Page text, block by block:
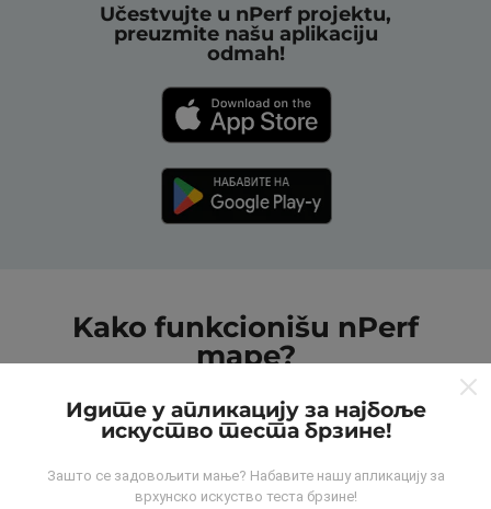
Učestvujte u nPerf projektu,
preuzmite našu aplikaciju
odmah!
Kako funkcionišu nPerf
mape?
Идите у апликацију за најбоље
искуство теста брзине!
Зашто се задовољити мање? Набавите нашу апликацију за
врхунско искуство теста брзине!